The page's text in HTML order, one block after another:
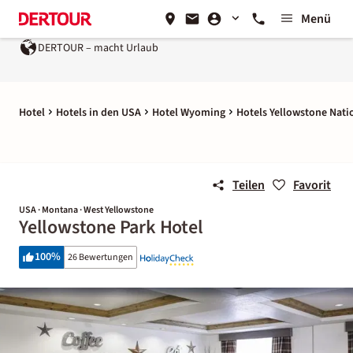
Menü
DERTOUR – macht Urlaub
Hotel Hotels in den USA Hotel Wyoming Hotels Yellowstone
Teilen Favorit
USA · Montana · West Yellowstone
Yellowstone Park Hotel
100% 26 Bewertungen